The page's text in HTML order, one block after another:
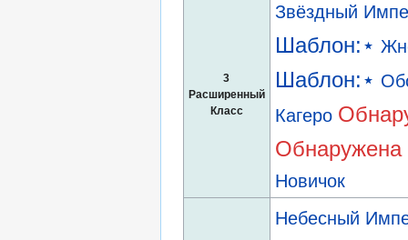
3
Расширенный
Класс
Звёздный
Шаблон:⋆
Шаблон:⋆
Кагеро
Новичок
Небесный